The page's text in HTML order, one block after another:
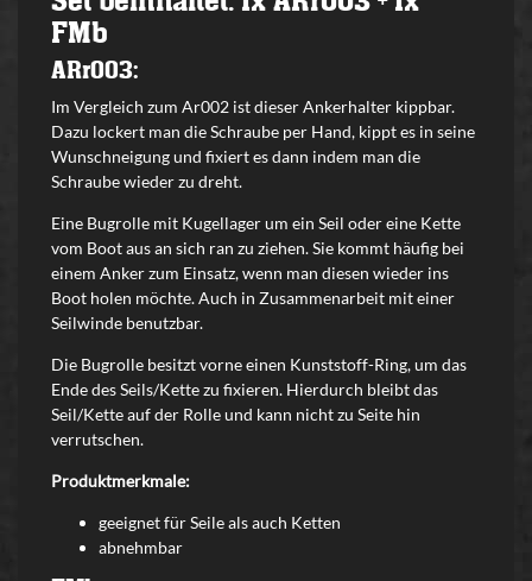
FMb
ARr003:
Im Vergleich zum Ar002 ist dieser Ankerhalter kippbar.
Dazu lockert man die Schraube per Hand, kippt es in seine
Wunschneigung und fixiert es dann indem man die
Schraube wieder zu dreht.
Eine Bugrolle mit Kugellager um ein Seil oder eine Kette
vom Boot aus an sich ran zu ziehen. Sie kommt häufig bei
einem Anker zum Einsatz, wenn man diesen wieder ins
Boot holen möchte. Auch in Zusammenarbeit mit einer
Seilwinde benutzbar.
Die Bugrolle besitzt vorne einen Kunststoff-Ring, um das
Ende des Seils/Kette zu fixieren. Hierdurch bleibt das
Seil/Kette auf der Rolle und kann nicht zu Seite hin
verrutschen.
Produktmerkmale:
geeignet für Seile als auch Ketten
abnehmbar